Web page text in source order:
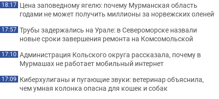
18:17 Цена заповедному ягелю: почему Мурманская область
годами не может получить миллионы за норвежских оленей
17:57 Трубы задержались на Урале: в Североморске назвали
новые сроки завершения ремонта на Комсомольской
17:10 Администрация Кольского округа рассказала, почему в
Мурмашах не работает мобильный интернет
17:09 Киберхулиганы и пугающие звуки: ветеринар объяснила,
чем умная колонка опасна для кошек и собак